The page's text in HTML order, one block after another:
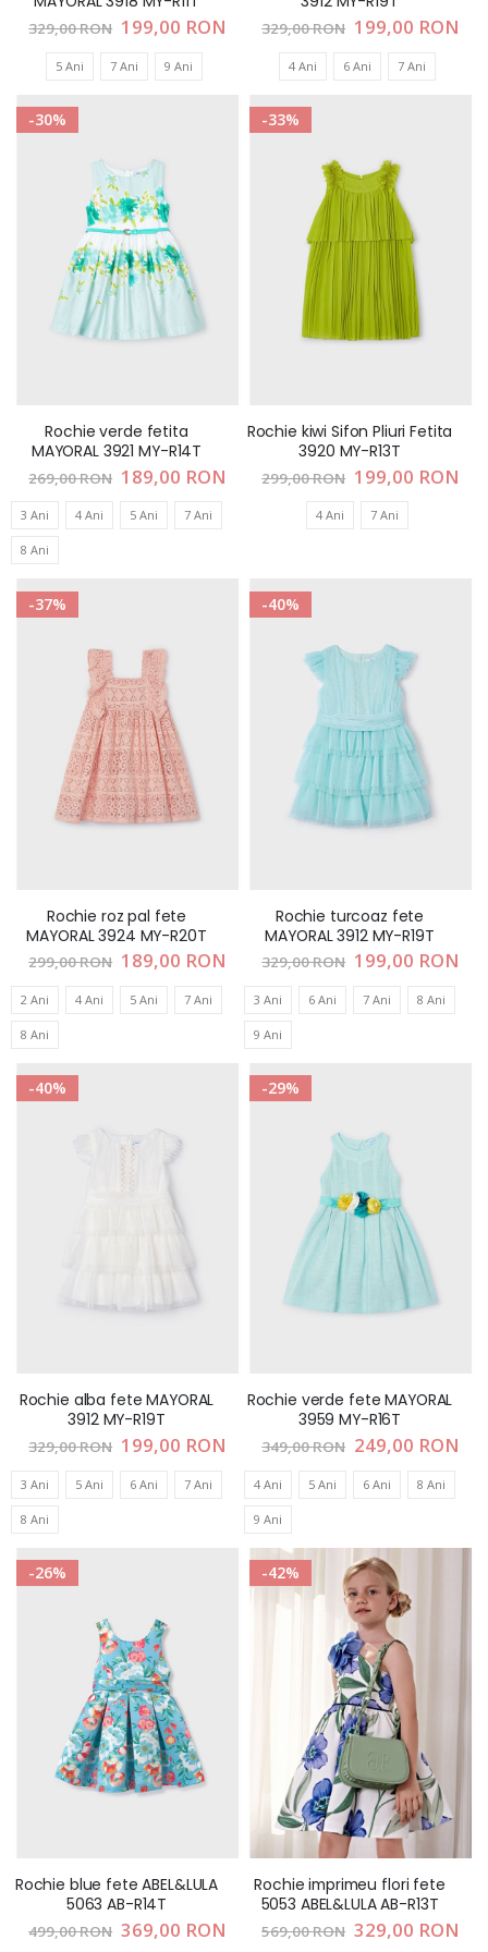
329,00 RON Pret
special
199,00 RON
5 Ani 7 Ani 9 Ani
329,00 RON Pret
special
199,00 RON
4 Ani 6 Ani 7 Ani
-30%
Rochie verde fetita
MAYORAL 3921 MY-R14T
269,00 RON Pret
special
189,00 RON
3 Ani 4 Ani 5 Ani 7 Ani
8 Ani
-33%
Rochie kiwi Sifon Pliuri Fetita
3920 MY-R13T
299,00 RON Pret
special
199,00 RON
4 Ani 7 Ani
-37%
Rochie roz pal fete
MAYORAL 3924 MY-R20T
299,00 RON Pret
special
189,00 RON
2 Ani 4 Ani 5 Ani 7 Ani
8 Ani
-40%
Rochie turcoaz fete
MAYORAL 3912 MY-R19T
329,00 RON Pret
special
199,00 RON
3 Ani 6 Ani 7 Ani 8 Ani
9 Ani
-40%
Rochie alba fete MAYORAL
3912 MY-R19T
329,00 RON Pret
special
199,00 RON
3 Ani 5 Ani 6 Ani 7 Ani
8 Ani
-29%
Rochie verde fete MAYORAL
3959 MY-R16T
349,00 RON Pret
special
249,00 RON
4 Ani 5 Ani 6 Ani 8 Ani
9 Ani
-26%
Rochie blue fete ABEL&LULA
5063 AB-R14T
499,00 RON Pret
special
369,00 RON
-42%
Rochie imprimeu flori fete
5053 ABEL&LULA AB-R13T
569,00 RON Pret
special
329,00 RON